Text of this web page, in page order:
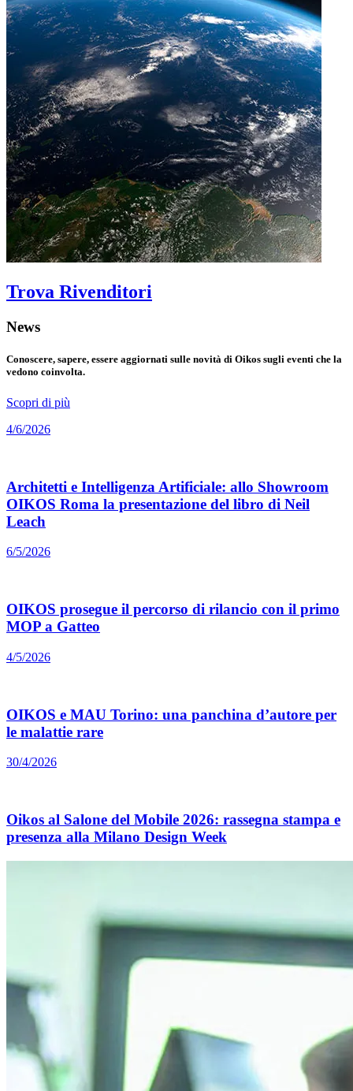
Trova Rivenditori
News
Conoscere, sapere, essere aggiornati sulle novità di Oikos sugli eventi che la
vedono coinvolta.
Scopri di più
4/6/2026
Architetti e Intelligenza Artificiale: allo Showroom
OIKOS Roma la presentazione del libro di Neil
Leach
6/5/2026
OIKOS prosegue il percorso di rilancio con il primo
MOP a Gatteo
4/5/2026
OIKOS e MAU Torino: una panchina d’autore per
le malattie rare
30/4/2026
Oikos al Salone del Mobile 2026: rassegna stampa e
presenza alla Milano Design Week